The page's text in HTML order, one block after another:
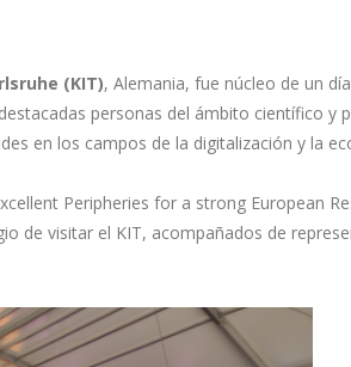
(KIT), Alemania, fue núcleo de un
personas del ámbito científico
en los campos de la digitalización y la
Peripheries for a strong European
de visitar el KIT, acompañados de